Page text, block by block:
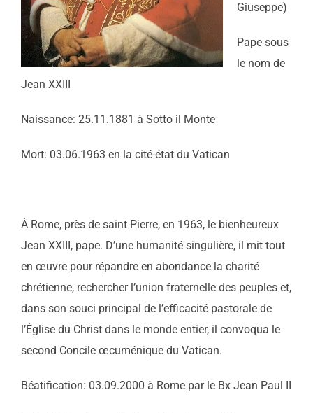
Giuseppe)
Pape sous
le nom de
Jean XXIII
Naissance: 25.11.1881 à Sotto il Monte
Mort: 03.06.1963 en la cité-état du Vatican
À Rome, près de saint Pierre, en 1963, le bienheureux
Jean XXIII, pape. D’une humanité singulière, il mit tout
en œuvre pour répandre en abondance la charité
chrétienne, rechercher l’union fraternelle des peuples et,
dans son souci principal de l’efficacité pastorale de
l’Église du Christ dans le monde entier, il convoqua le
second Concile œcuménique du Vatican.
Béatification: 03.09.2000 à Rome par le Bx Jean Paul II